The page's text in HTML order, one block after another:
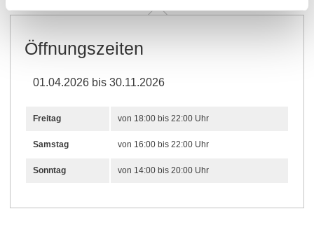
Öffnungszeiten
01.04.2026 bis 30.11.2026
Freitag von 18:00 bis 22:00 Uhr
Samstag von 16:00 bis 22:00 Uhr
Sonntag von 14:00 bis 20:00 Uhr